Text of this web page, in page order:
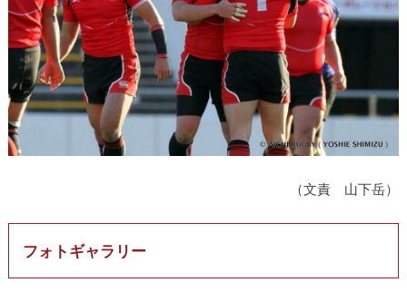
（文責 山下岳）
フォトギャラリー